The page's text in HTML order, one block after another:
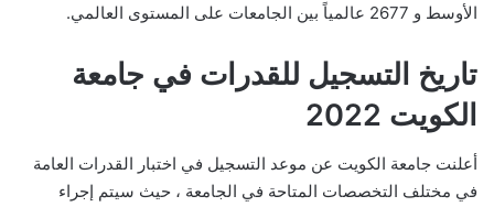
الأوسط و 2677 عالمياً بين الجامعات على المستوى العالمي.
تاريخ التسجيل للقدرات في جامعة
الكويت 2022
أعلنت جامعة الكويت عن موعد التسجيل في اختبار القدرات العامة
في مختلف التخصصات المتاحة في الجامعة ، حيث سيتم إجراء